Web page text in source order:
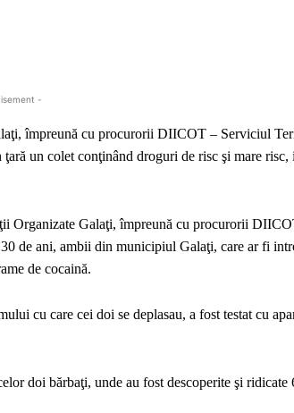
-
împreună cu procurorii DIICOT – Serviciul
un colet conţinând droguri de risc şi mare risc,
Organizate Galaţi, împreună cu procurorii
de ani, ambii din municipiul Galaţi, care ar fi
de cocaină.
cu care cei doi se deplasau, a fost testat cu
doi bărbaţi, unde au fost descoperite şi ridicate